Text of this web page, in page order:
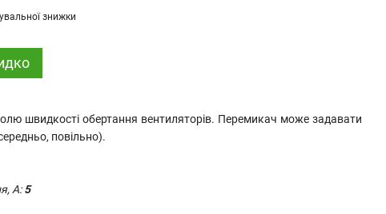
знижки
швидкості обертання вентиляторів. Перемикач може задавати
повільно).
А:5